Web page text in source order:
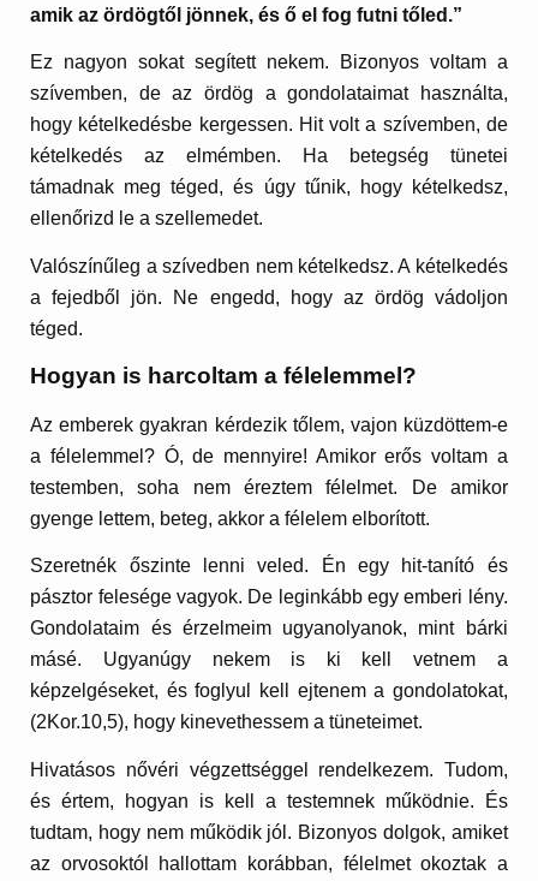
amik az ördögtől jönnek, és ő el fog futni tőled.”
Ez nagyon sokat segített nekem. Bizonyos voltam a
szívemben, de az ördög a gondolataimat használta,
hogy kételkedésbe kergessen. Hit volt a szívemben, de
kételkedés az elmémben. Ha betegség tünetei
támadnak meg téged, és úgy tűnik, hogy kételkedsz,
ellenőrizd le a szellemedet.
Valószínűleg a szívedben nem kételkedsz. A kételkedés
a fejedből jön. Ne engedd, hogy az ördög vádoljon
téged.
Hogyan is harcoltam a félelemmel?
Az emberek gyakran kérdezik tőlem, vajon küzdöttem-e
a félelemmel? Ó, de mennyire! Amikor erős voltam a
testemben, soha nem éreztem félelmet. De amikor
gyenge lettem, beteg, akkor a félelem elborított.
Szeretnék őszinte lenni veled. Én egy hit-tanító és
pásztor felesége vagyok. De leginkább egy emberi lény.
Gondolataim és érzelmeim ugyanolyanok, mint bárki
másé. Ugyanúgy nekem is ki kell vetnem a
képzelgéseket, és foglyul kell ejtenem a gondolatokat,
(2Kor.10,5), hogy kinevethessem a tüneteimet.
Hivatásos nővéri végzettséggel rendelkezem. Tudom,
és értem, hogyan is kell a testemnek működnie. És
tudtam, hogy nem működik jól. Bizonyos dolgok, amiket
az orvosoktól hallottam korábban, félelmet okoztak a